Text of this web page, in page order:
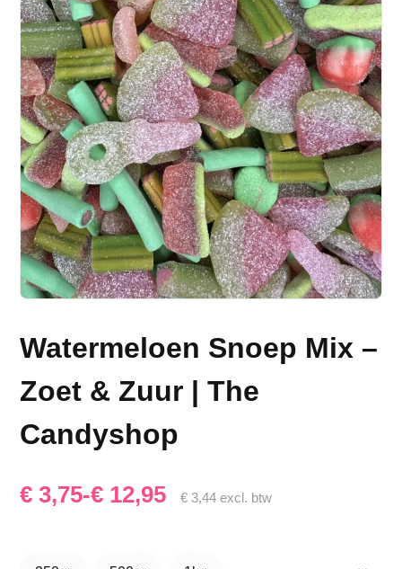
Watermeloen Snoep Mix –
Zoet & Zuur | The
Candyshop
€ 3,75-€ 12,95
Prijsklasse:
tot
€ 3,44 excl. btw